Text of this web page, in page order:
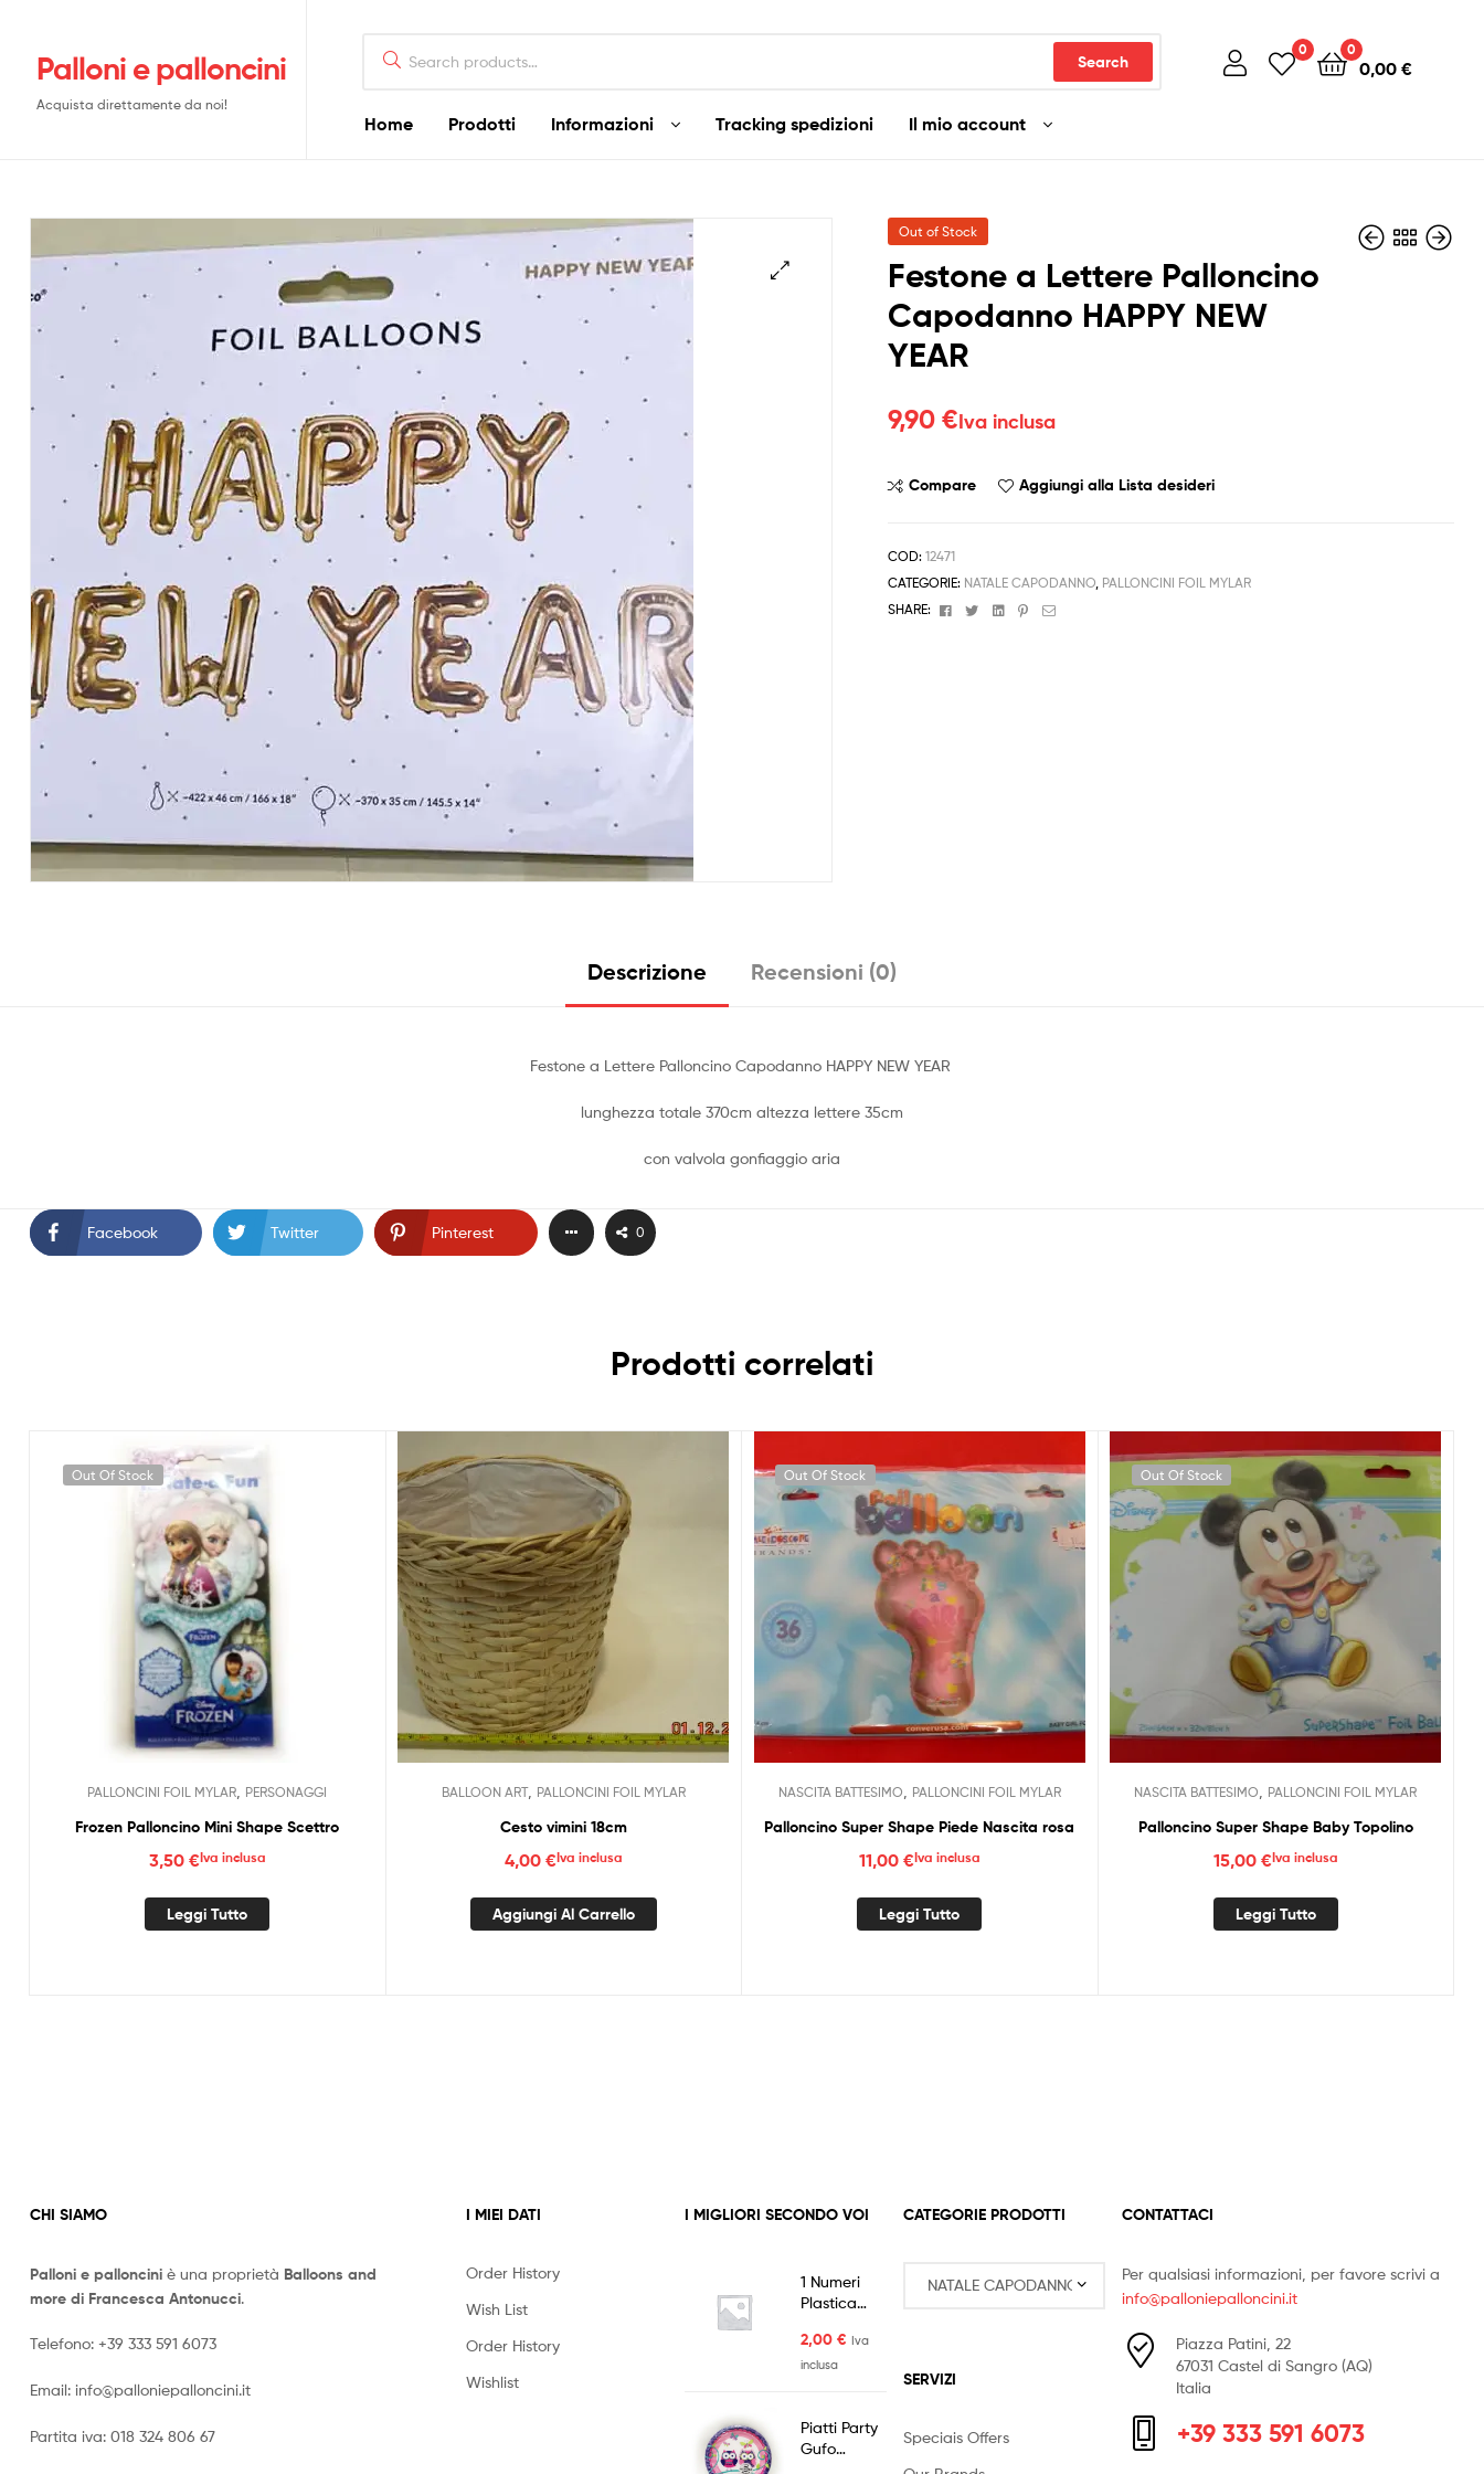
Palloni e palloncini
Acquista direttamente da noi!
for:
Search
0 0
0,00 €
Home Prodotti Informazioni Tracking spedizioni Il mio account
Out of Stock
Festone a Lettere Palloncino
Capodanno HAPPY NEW
YEAR
9,90€Iva inclusa
Compare Aggiungi alla Lista desideri
COD:12471
CATEGORIE: NATALE CAPODANNO PALLONCINI FOIL MYLAR
SHARE:
FacebookTwitterLinkedinPinterest
Email
Descrizione Recensioni (0)
Festone a Lettere Palloncino Capodanno HAPPY NEW YEAR
lunghezza totale 370cm altezza lettere 35cm
con valvola gonfiaggio aria
Facebook Twitter Pinterest 0
Prodotti correlati
Out Of Stock
PALLONCINI FOIL MYLAR PERSONAGGI
Frozen Palloncino Mini Shape Scettro
3,50 €Iva inclusa
Leggi Tutto
BALLOON ART, PALLONCINI FOIL MYLAR
Cesto vimini 18cm
4,00 €Iva inclusa
Aggiungi Al Carrello
Out Of Stock
NASCITA BATTESIMO PALLONCINI FOIL MYLAR
Palloncino Super Shape Piede Nascita rosa
11,00 €Iva inclusa
Leggi Tutto
Out Of Stock
NASCITA BATTESIMO PALLONCINI FOIL MYLAR
Palloncino Super Shape Baby Topolino
15,00 €Iva inclusa
Leggi Tutto
CHI SIAMO
Palloni e palloncini è una proprietà Balloons and
more di Francesca Antonucci.
Telefono: +39 333 591 6073
Email: info@palloniepalloncini.it
Partita iva: 018 324 806 67
I MIEI DATI
Order History
Wish List
Order History
Wishlist
I MIGLIORI SECONDO VOI
1 Numeri
Plastica
per
Candela
2,00€ Iva
inclusa
Piatti Party
Gufo
CATEGORIE PRODOTTI
SERVIZI
Speciais Offers
CONTATTACI
Per qualsiasi informazioni, per favore scrivi a
info@palloniepalloncini.it
Piazza Patini, 22
67031 Castel di Sangro (AQ)
Italia
+39 333 591 6073